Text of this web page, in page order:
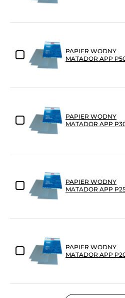
PAPIER WODNY
MATADOR APP
PAPIER WODNY
MATADOR APP
PAPIER WODNY
MATADOR APP
PAPIER WODNY
MATADOR APP